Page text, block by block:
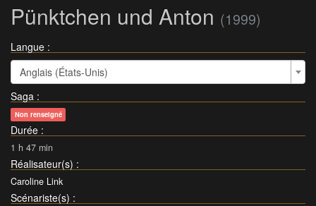
Pünktchen und Anton (1999)
Langue :
Anglais (États-Unis)
Saga :
Non renseigné
Durée :
1 h 47 min
Réalisateur(s) :
Caroline Link
Scénariste(s) :